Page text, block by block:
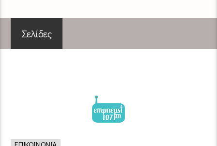
Σελίδες